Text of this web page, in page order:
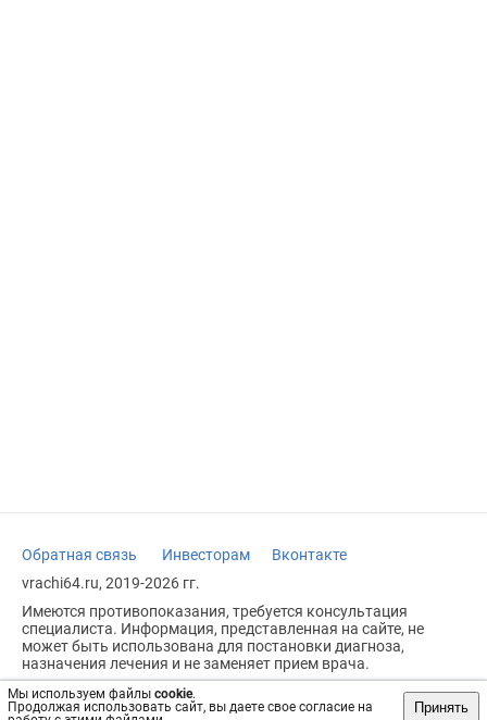
Мы используем файлы cookie.
Продолжая использовать сайт, вы даете свое согласие на
Принять
Обратная связь Инвесторам
Вконтакте
vrachi64.ru, 2019-2026 гг.
Имеются противопоказания, требуется консультация
специалиста. Информация, представленная на сайте, не
может быть использована для постановки диагноза,
назначения лечения и не заменяет прием врача.
Возрастное ограничение: 18+